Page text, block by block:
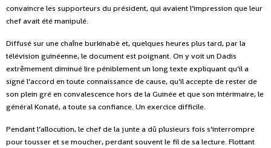
convaincre les supporteurs du président, qui avaient l’impression que leur
chef avait été manipulé.
Diffusé sur une chaîne burkinabè et, quelques heures plus tard, par la
télévision guinéenne, le document est poignant. On y voit un Dadis
extrêmement diminué lire péniblement un long texte expliquant qu’il a
signé l’accord en toute connaissance de cause, qu’il accepte de rester de
son plein gré en convalescence hors de la Guinée et que son intérimaire, le
général Konaté, a toute sa confiance. Un exercice difficile.
Pendant l’allocution, le chef de la junte a dû plusieurs fois s’interrompre
pour tousser et se moucher, perdant souvent le fil de sa lecture. Flottant